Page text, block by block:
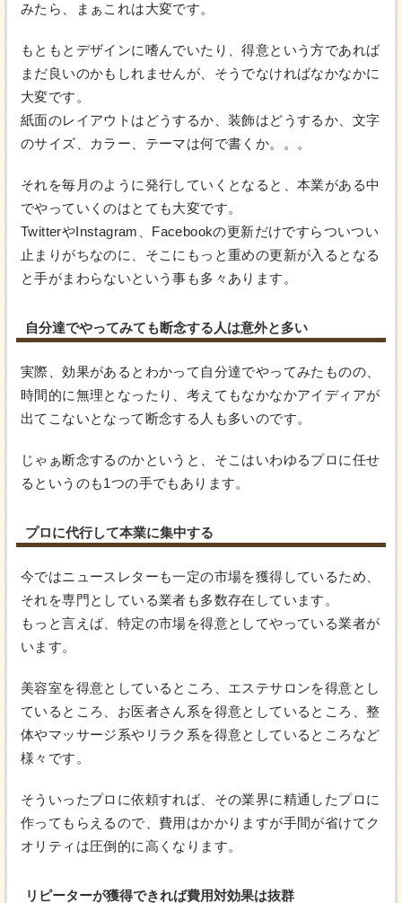
みたら、まぁこれは大変です。
もともとデザインに嗜んでいたり、得意という方であれば
まだ良いのかもしれませんが、そうでなければなかなかに
大変です。
紙面のレイアウトはどうするか、装飾はどうするか、文字
のサイズ、カラー、テーマは何で書くか。。。
それを毎月のように発行していくとなると、本業がある中
でやっていくのはとても大変です。
TwitterやInstagram、Facebookの更新だけですらついつい
止まりがちなのに、そこにもっと重めの更新が入るとなる
と手がまわらないという事も多々あります。
自分達でやってみても断念する人は意外と多い
実際、効果があるとわかって自分達でやってみたものの、
時間的に無理となったり、考えてもなかなかアイディアが
出てこないとなって断念する人も多いのです。
じゃぁ断念するのかというと、そこはいわゆるプロに任せ
るというのも1つの手でもあります。
プロに代行して本業に集中する
今ではニュースレターも一定の市場を獲得しているため、
それを専門としている業者も多数存在しています。
もっと言えば、特定の市場を得意としてやっている業者が
います。
美容室を得意としているところ、エステサロンを得意とし
ているところ、お医者さん系を得意としているところ、整
体やマッサージ系やリラク系を得意としているところなど
様々です。
そういったプロに依頼すれば、その業界に精通したプロに
作ってもらえるので、費用はかかりますが手間が省けてク
オリティは圧倒的に高くなります。
リピーターが獲得できれば費用対効果は抜群